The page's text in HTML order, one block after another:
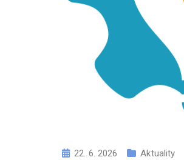
22. 6. 2026 Aktuality